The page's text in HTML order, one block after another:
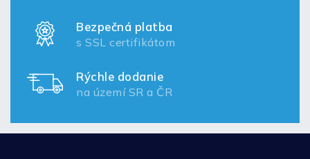
Bezpečná platba
s SSL certifikátom
Rýchle dodanie
na území SR a ČR